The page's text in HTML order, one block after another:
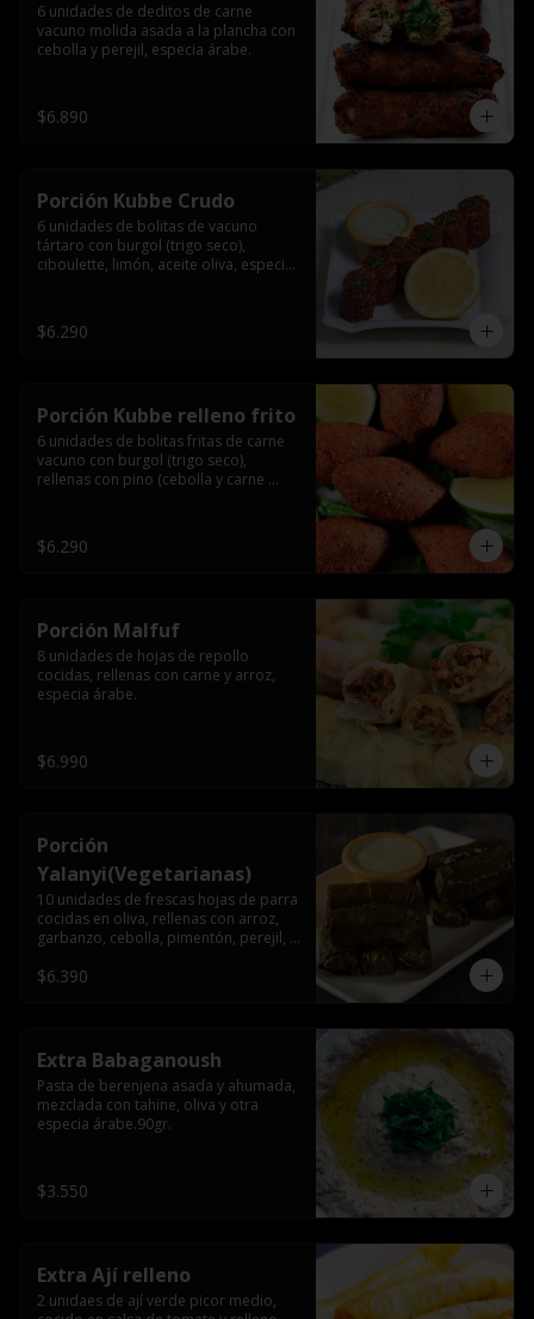
6 unidades de deditos de carne
vacuno molida asada a la plancha con
cebolla y perejil, especia árabe.
$6.890
Porción Kubbe Crudo
6 unidades de bolitas de vacuno
tártaro con burgol (trigo seco),
ciboulette, limón, aceite oliva, especia
$6.290
Porción Kubbe relleno frito
6 unidades de bolitas fritas de carne
vacuno con burgol (trigo seco),
rellenas con pino (cebolla y carne
$6.290
Porción Malfuf
8 unidades de hojas de repollo
cocidas, rellenas con carne y arroz,
especia árabe.
$6.990
Porción
Yalanyi(Vegetarianas)
10 unidades de frescas hojas de parra
cocidas en oliva, rellenas con arroz,
garbanzo, cebolla, pimentón, perejil,
$6.390
Extra Babaganoush
Pasta de berenjena asada y ahumada,
mezclada con tahine, oliva y otra
especia árabe.90gr.
$3.550
Extra Ají relleno
2 unidaes de ají verde picor medio,